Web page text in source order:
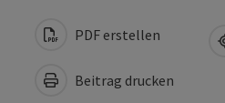
PDF erstellen
Beitrag drucken